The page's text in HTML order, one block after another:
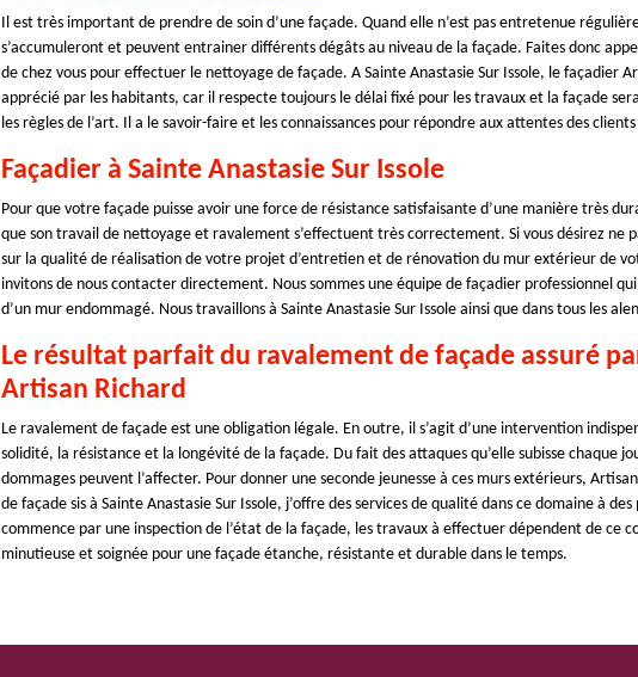
Il est très important de prendre de soin d’une façade. Quand elle n’est pas entretenue
s’accumuleront et peuvent entrainer différents dégâts au niveau de la façade. Faites donc
de chez vous pour effectuer le nettoyage de façade. A Sainte Anastasie Sur Issole, le façadier
apprécié par les habitants, car il respecte toujours le délai fixé pour les travaux et la façade
les règles de l’art. Il a le savoir-faire et les connaissances pour répondre aux attentes des clients
Façadier à Sainte Anastasie Sur Issole
Pour que votre façade puisse avoir une force de résistance satisfaisante d’une manière très
que son travail de nettoyage et ravalement s’effectuent très correctement. Si vous désirez ne
sur la qualité de réalisation de votre projet d’entretien et de rénovation du mur extérieur de
invitons de nous contacter directement. Nous sommes une équipe de façadier professionnel
d’un mur endommagé. Nous travaillons à Sainte Anastasie Sur Issole ainsi que dans tous les
Le résultat parfait du ravalement de façade assuré
Artisan Richard
Le ravalement de façade est une obligation légale. En outre, il s’agit d’une intervention
solidité, la résistance et la longévité de la façade. Du fait des attaques qu’elle subisse chaque
dommages peuvent l’affecter. Pour donner une seconde jeunesse à ces murs extérieurs,
de façade sis à Sainte Anastasie Sur Issole, j’offre des services de qualité dans ce domaine à
commence par une inspection de l’état de la façade, les travaux à effectuer dépendent de ce
minutieuse et soignée pour une façade étanche, résistante et durable dans le temps.